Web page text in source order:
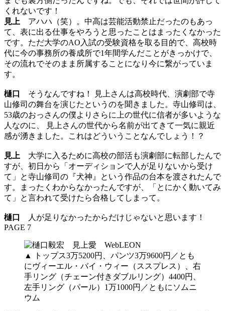
くれないです！
見上 アハハ（笑）。中高は芸能活動禁止だったのもあっ
て、表に出る仕事をやろうと思ったことはまったくなかった
です。ただ大学のAO入試の受験資格を取る目的で、高校時
代に今の事務所の養成所で1年間学んだことがきっかけで、
その流れでそのまま所属することになり今に繋がっていま
す。
樋口
そうなんですね！ 見上さんは高校時代、演劇部で寺
山修司の舞台を演じたというのを聞きました。寺山修司は、
53歳のおっさんの僕よりさらに上の世代に信者が多いような
人なのに、 見上さんの世代から名前が出てきて一気に親近
感が湧きました。これはどういうことなんでしょう！？
見上 大学に入るために高校の部活も演劇部に転部したんで
すが、初日から「オーディションで人が足りないから受け
て」と寺山修司の『犬神』という作品の台本を渡されたんで
す。まったくわからなかったんですが、「とにかく動いてみ
て」と言われて受けたら合格してしまって。
樋口
人が足りなかったからだけじゃないと思います！
PAGE 7
▲ トップス3万5200円、パンツ3万9600円／とも
にヴィーエル・バイ・ウィー（ススプレス）、右
手リング（チェーン付きダブルリング）4400円、
左手リング（パール）1万1000円／ともにソムニ
ウム